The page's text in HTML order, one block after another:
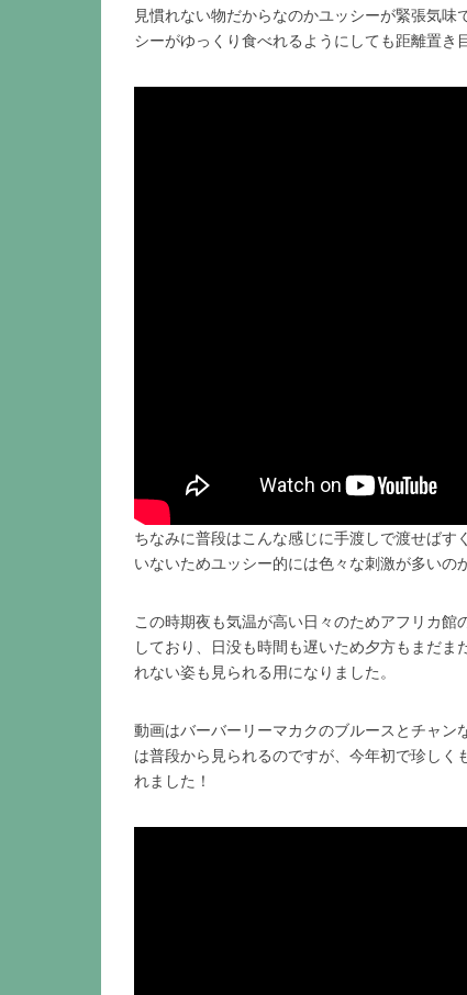
見慣れない物だからなのかユッシーが緊張気
シーがゆっくり食べれるようにしても距離置き
ちなみに普段はこんな感じに手渡しで渡せば
いないためユッシー的には色々な刺激が多いの
この時期夜も気温が高い日々のためアフリカ
しており、日没も時間も遅いため夕方もまだ
れない姿も見られる用になりました。
動画はバーバーリーマカクのブルースとチャ
は普段から見られるのですが、今年初で珍し
れました！